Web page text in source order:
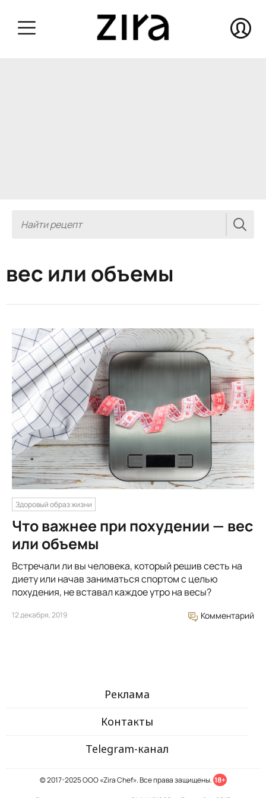
вес или объемы
Здоровый образ жизни
Что важнее при похудении — вес
или объемы
Встречали ли вы человека, который решив сесть на
диету или начав заниматься спортом с целью
похудения, не вставал каждое утро на весы?
12 декабря, 2019 Комментарий
Реклама
Контакты
Telegram-канал
© 2017-2025 ООО «Zira Chef». Все права защищены. 18+